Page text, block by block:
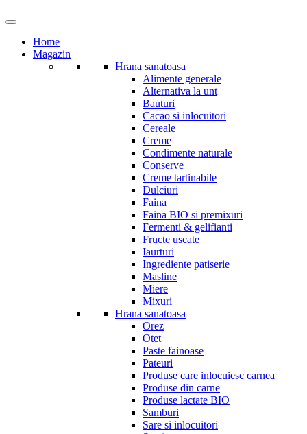
Home
Magazin
Hrana sanatoasa
Alimente generale
Alternativa la unt
Bauturi
Cacao si inlocuitori
Cereale
Creme
Condimente naturale
Conserve
Creme tartinabile
Dulciuri
Faina
Faina BIO si premixuri
Fermenti & gelifianti
Fructe uscate
Iaurturi
Ingrediente patiserie
Masline
Miere
Mixuri
Hrana sanatoasa
Orez
Otet
Paste fainoase
Pateuri
Produse care inlocuiesc carnea
Produse din carne
Produse lactate BIO
Samburi
Sare si inlocuitori